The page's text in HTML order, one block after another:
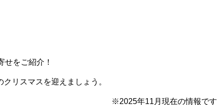
をご紹介！
リスマスを迎えましょう。
※2025年11月現在の情報です